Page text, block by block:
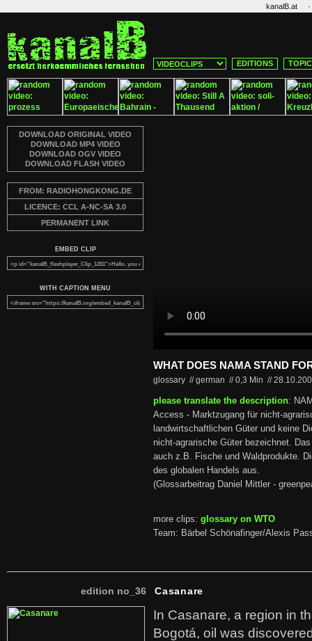
kanalB.at ·
EDITIONS
DOWNLOAD ORIGINAL VIDEO
DOWNLOAD MP4 VIDEO
DOWNLOAD OGV VIDEO
DOWNLOAD FLASH VIDEO
FROM: RADIOHONGKONG.DE
LICENCE: CCL A-NC-SA 3.0
PERMANENT LINK
EMBED CLIP
WITH CAPTION MENU
WHAT DOES NAMA STAND
glossary // german //0,3 Min //
please translate the description:
Access - Marktzugang für nicht-
landwirtschaftlichen Güter und keine
nicht-agrarische Güter bezeichnet.
auch z.B. Fische und Waldprodukte.
des globalen Handels aus.
(Glossarbeitrag Daniel Mittler -
more clips: glossary on WTO
Team: Bärbel Schönafinger/Alexis
edition no_36 Casanare
In Casanare, a region in
Bogotá, oil was